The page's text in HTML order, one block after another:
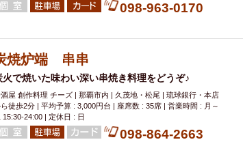
098-963-0170
焼炉端 串串
火で焼いた味わい深い串焼き料理をどうぞ♪
酒屋 創作料理 チーズ | 那覇市内 | 久茂地・松尾 | 琉球銀行・本店
徒歩2分 | 平均予算 : 3,000円台 | 座席数 : 35席 | 営業時間 : 月～
15:30-24:00 | 定休日 : 日
098-864-2663